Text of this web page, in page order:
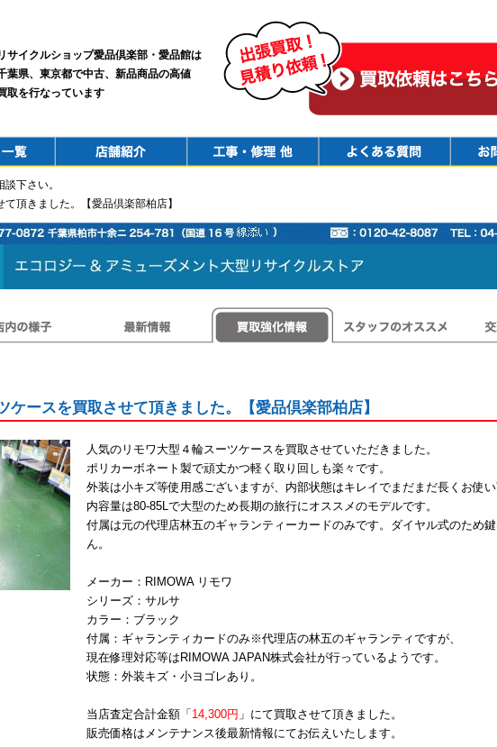
サイクルショップ愛品倶楽部・愛品館は
葉県、東京都で中古、新品商品の高値
取を行なっています
下さい。
頂きました。【愛品倶楽部柏店】
ケースを買取させて頂きました。【愛品倶楽部柏店】
人気のリモワ大型４輪スーツケースを買取させていただきました。
ポリカーボネート製で頑丈かつ軽く取り回しも楽々です。
外装は小キズ等使用感ございますが、内部状態はキレイでまだまだ長くお使い
内容量は80-85Lで大型のため長期の旅行にオススメのモデルです。
付属は元の代理店林五のギャランティーカードのみです。ダイヤル式のため
ん。
メーカー：RIMOWA リモワ
シリーズ：サルサ
カラー：ブラック
付属：ギャランティカードのみ※代理店の林五のギャランティですが、
現在修理対応等はRIMOWA JAPAN株式会社が行っているようです。
状態：外装キズ・小ヨゴレあり。
当店査定合計金額「 14,300円 」にて買取させて頂きました。
販売価格はメンテナンス後最新情報にてお伝えいたします。